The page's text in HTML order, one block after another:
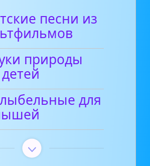
песни из
природы
для